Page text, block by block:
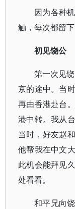
因为各种
触，每次都留下
初见饶公
第一次见
京的途中。当
再由香港赴台
港中转。我从
当时，好友赵
他帮我在中文
此机会能拜见
处看看。
和平兄向